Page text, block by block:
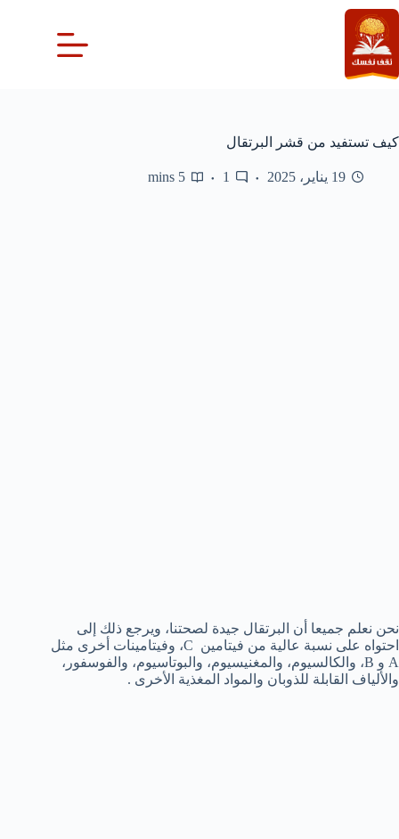
التجاوز
إلى
المحتوى
كيف تستفيد من قشر البرتقال
19 يناير، 2025 1
5 mins
نحن نعلم جميعا أن البرتقال جيدة لصحتنا، ويرجع ذلك إلى
احتواه على نسبة عالية من فيتامين C، وفيتامينات أخرى مثل
A و B، والكالسيوم، والمغنيسيوم، والبوتاسيوم، والفوسفور،
والألياف القابلة للذوبان والمواد المغذية الأخرى .